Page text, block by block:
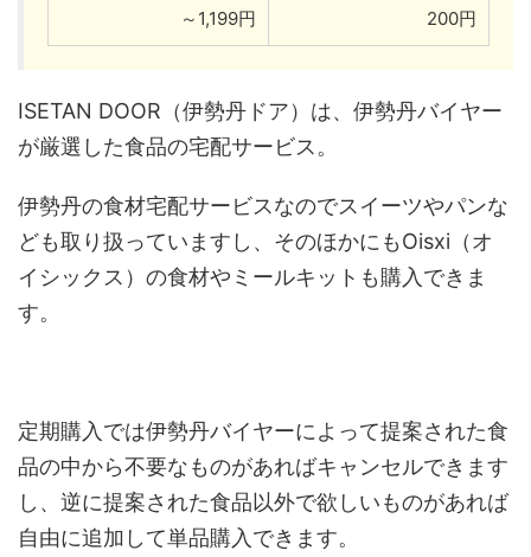
～1,199円 200円
ISETAN DOOR（伊勢丹ドア）は、伊勢丹バイヤー
が厳選した食品の宅配サービス。
伊勢丹の食材宅配サービスなのでスイーツやパンな
ども取り扱っていますし、そのほかにもOisxi（オ
イシックス）の食材やミールキットも購入できま
す。
定期購入では伊勢丹バイヤーによって提案された食
品の中から不要なものがあればキャンセルできます
し、逆に提案された食品以外で欲しいものがあれば
自由に追加して単品購入できます。